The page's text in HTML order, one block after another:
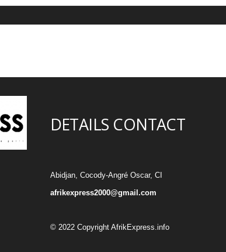
DETAILS CONTACT
Abidjan, Cocody-Angré Oscar, CI
afrikexpress2000@gmail.com
© 2022 Copyright AfrikExpress.info